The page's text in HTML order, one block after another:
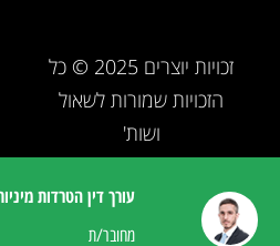
זכויות יוצרים 2025 © כל
הזכויות שמורות לשאול
ושות'
עורך דין הטרדות
מחובר/ת